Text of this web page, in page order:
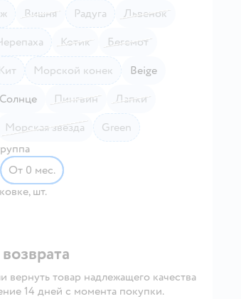
Вишня Радуга
Львенок
Черепаха Котик
Бегемот
Кит Морской конек
Beige
Солнце Пингвин
Лапки
Морская звезда
Green
от 0 мес.
шт.
вернуть товар надлежащего качества
14 дней с момента покупки.